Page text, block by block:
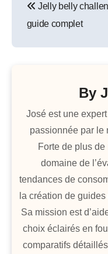
de
l’article
Jelly belly
guide complet
By
José est une
passionnée par le
Forte de plus de
domaine de
tendances de
la création de
Sa mission est
choix éclairés en
comparatifs